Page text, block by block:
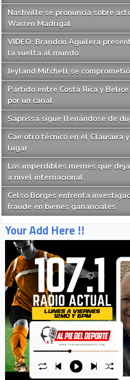
Nashville se pronuncia sobre
Warren Madrigal
VIDEO: Brandon Aguilera
la vuelta al mundo
Jeyland Mitchell se comprometió
Partido entre Costa Rica y
por un canal
Saprissa sigue llenándose de
Cae otro técnico en el Clausura
lugar
Los imperdibles memes que
a nivel internacional
Celso Borges enfrenta
fraude en bienes gananciales
Your Add Here !!